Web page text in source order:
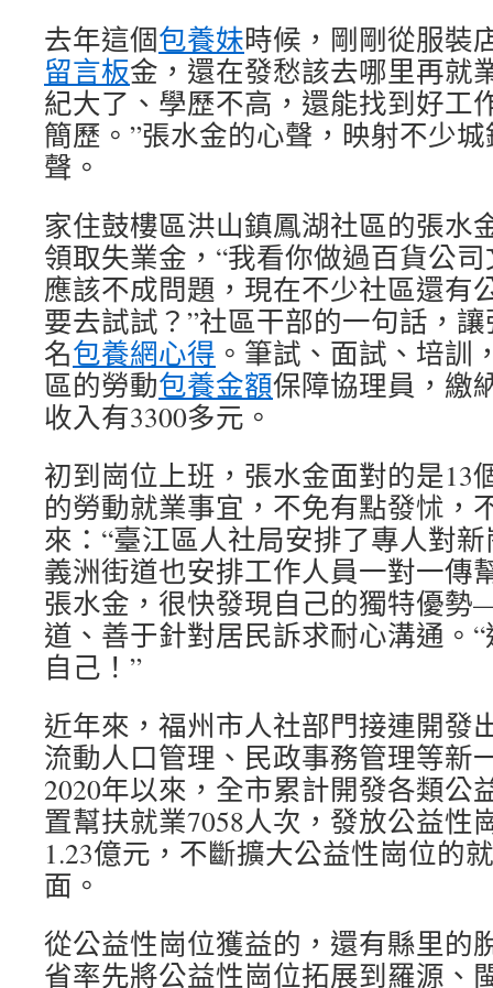
去年這個包養妹時候，剛剛從服裝
留言板金，還在發愁該去哪里再就
紀大了、學歷不高，還能找到好工
簡歷。”張水金的心聲，映射不少
聲。
家住鼓樓區洪山鎮鳳湖社區的張水
領取失業金，“我看你做過百貨公
應該不成問題，現在不少社區還有
要去試試？”社區干部的一句話，
名包養網心得 。筆試、面試、培訓
區的勞動包養金額保障協理員，繳
收入有3300多元。
初到崗位上班，張水金面對的是13
的勞動就業事宜，不免有點發怵，
來：“臺江區人社局安排了專人對
義洲街道也安排工作人員一對一傳
張水金，很快發現自己的獨特優
道、善于針對居民訴求耐心溝通。
自己！”
近年來，福州市人社部門接連開發
流動人口管理、民政事務管理等新
2020年以來，全市累計開發各類公
置幫扶就業7058人次，發放公益性
1.23億元，不斷擴大公益性崗位的
面。
從公益性崗位獲益的，還有縣里的
省率先將公益性崗位拓展到羅源、